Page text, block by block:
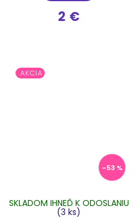
2 €
AKCIA
–53 %
SKLADOM IHNEĎ K ODOSLANIU
(3 ks)